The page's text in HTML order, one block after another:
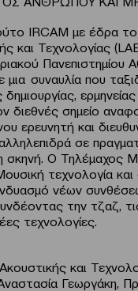
IRCAM με έδρα
και Τεχνολογίας
Πανεπιστημίου
συναυλία που
διεθνές σημείο
ερευνητή και
σε
σκηνή. Ο Τηλέμαχος
τεχνολογία
νέων
την τζαζ,
τεχνολογίες.
και
Γεωργάκη,